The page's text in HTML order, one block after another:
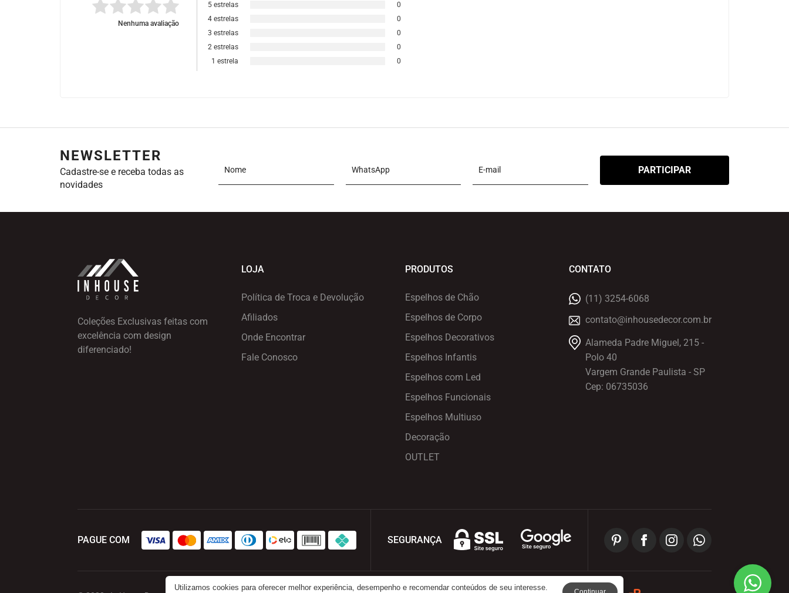
Nenhuma avaliação
5 estrelas
0
4 estrelas
0
3 estrelas
0
2 estrelas
0
1 estrela
0
NEWSLETTER
Cadastre-se e receba todas as
novidades
Coleções Exclusivas feitas com
excelência com design
diferenciado!
LOJA
Política de Troca e Devolução
Afiliados
Onde Encontrar
Fale Conosco
PRODUTOS
Espelhos de Chão
Espelhos de Corpo
Espelhos Decorativos
Espelhos Infantis
Espelhos com Led
Espelhos Funcionais
Espelhos Multiuso
Decoração
OUTLET
CONTATO
(11) 3254-6068
contato@inhousedecor.com.br
Alameda Padre Miguel, 215 -
Polo 40
Vargem Grande Paulista - SP
Cep: 06735036
PAGUE COM SEGURANÇA
Utilizamos cookies para oferecer melhor experiência, desempenho e recomendar conteúdos de seu interesse.